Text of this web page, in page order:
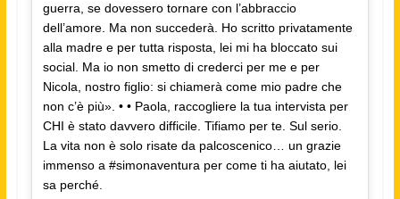
guerra, se dovessero tornare con l’abbraccio
dell’amore. Ma non succederà. Ho scritto privatamente
alla madre e per tutta risposta, lei mi ha bloccato sui
social. Ma io non smetto di crederci per me e per
Nicola, nostro figlio: si chiamerà come mio padre che
non c’è più». • • Paola, raccogliere la tua intervista per
CHI è stato davvero difficile. Tifiamo per te. Sul serio.
La vita non è solo risate da palcoscenico… un grazie
immenso a #simonaventura per come ti ha aiutato, lei
sa perché.